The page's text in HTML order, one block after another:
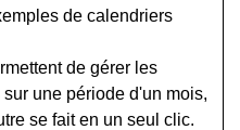
de calendriers
de gérer les
une période d'un mois,
se fait en un seul clic.